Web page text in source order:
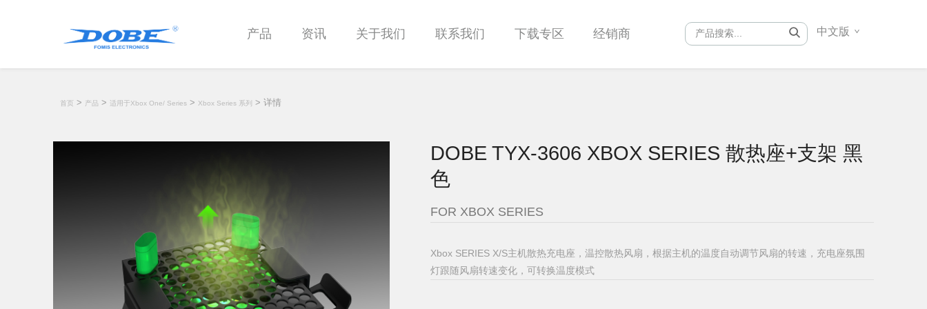
产品 资讯 关于我们 联系我们 下载专区 经销商 中文版
首页 > 产品 > 适用于Xbox One/ Series > Xbox Series 系列 > 详情
DOBE TYX-3606 XBOX SERIES 散热座+支架 黑
色
FOR XBOX SERIES
Xbox SERIES X/S主机散热充电座，温控散热风扇，根据主机的温度自动调节风扇的转速，充电座氛围
灯跟随风扇转速变化，可转换温度模式